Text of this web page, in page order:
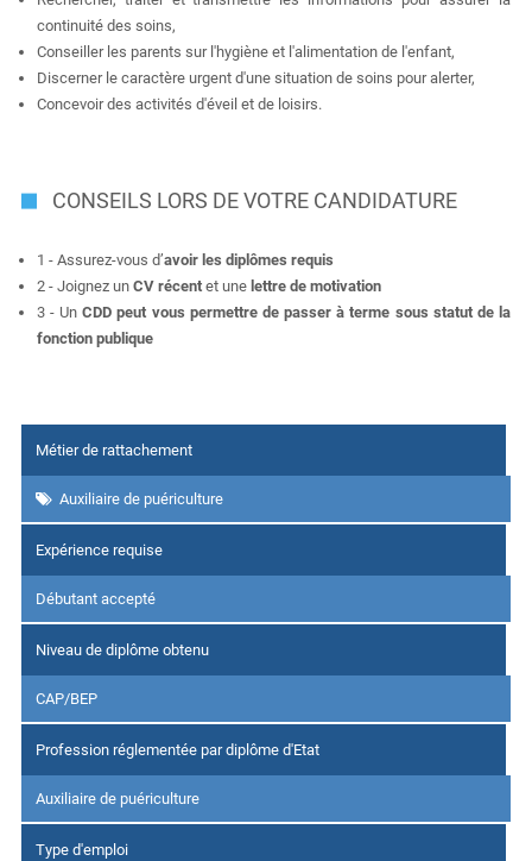
continuité des soins,
Conseiller les parents sur l'hygiène et l'alimentation de l'enfant,
Discerner le caractère urgent d'une situation de soins pour alerter,
Concevoir des activités d'éveil et de loisirs.
CONSEILS LORS DE VOTRE CANDIDATURE
1 - Assurez-vous d’avoir les diplômes requis
2 - Joignez un CV récentet une lettre de motivation
3 - UnCDD peut vous permettre de passer à terme sous statut de la
fonction publique
Métier de rattachement
Auxiliaire de puériculture
Expérience requise
Débutant accepté
Niveau de diplôme obtenu
CAP/BEP
Profession réglementée par diplôme d'Etat
Auxiliaire de puériculture
Type d'emploi